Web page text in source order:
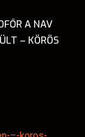
A NAV
– KÖRÖS